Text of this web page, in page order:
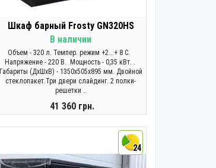
Шкаф барный Frosty GN320HS
В наличии
Объем - 320 л. Темпер. режим +2...+ 8 С.
Напряжение - 220 В. Мощность - 0,35 кВт. .
Габариты (ДхШхВ) - 1350х505х895 мм. Двойной
стеклопакет.Три двери слайдинг. 2 полки-
решетки ..
41 360 грн.
24